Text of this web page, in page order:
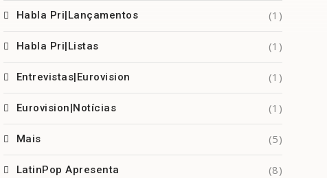
Habla Pri|Lançamentos (1)
Habla Pri|Listas (1)
Entrevistas|Eurovision (1)
Eurovision|Notícias (1)
Mais (5)
LatinPop Apresenta (8)